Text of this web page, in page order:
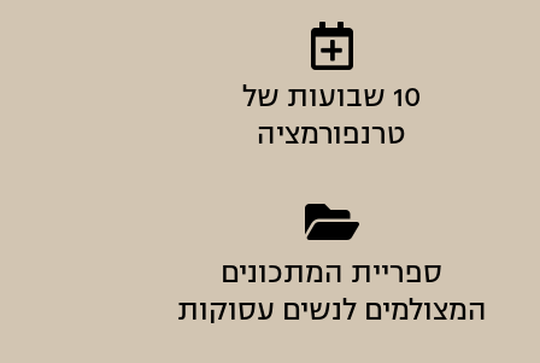
10 שבועות של
טרנפורמציה
ספריית המתכונים
המצולמים לנשים עסוקות